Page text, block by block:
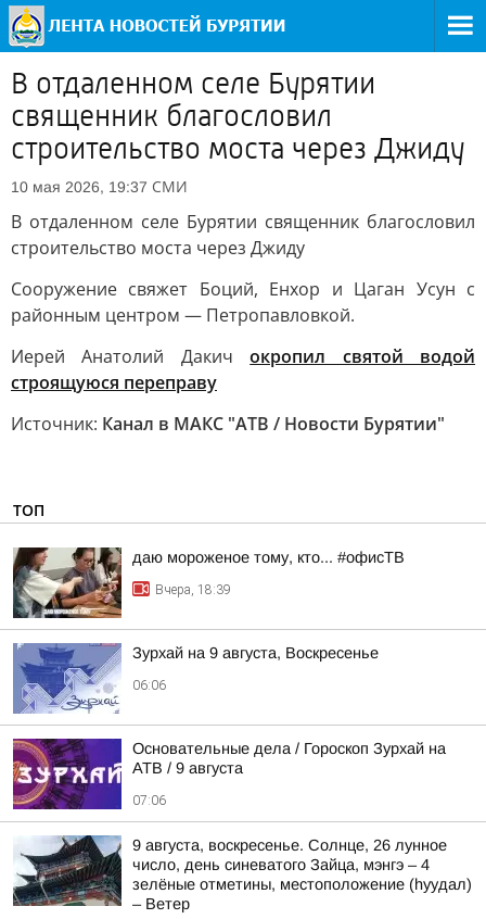
В отдаленном селе Бурятии
священник благословил
строительство моста через Джиду
10 мая 2026, 19:37 СМИ
В отдаленном селе Бурятии священник благословил
строительство моста через Джиду
Сооружение свяжет Боций, Енхор и Цаган Усун с
районным центром — Петропавловкой.
Иерей Анатолий Дакичокропил святой водой
строящуюся переправу
Источник: Канал в МАКС "АТВ / Новости Бурятии"
ТОП
даю мороженое тому, кто... #офисТВ
Вчера, 18:39
Зурхай на 9 августа, Воскресенье
06:06
Основательные дела / Гороскоп Зурхай на
АТВ / 9 августа
07:06
9 августа, воскресенье. Солнце, 26 лунное
число, день синеватого Зайца, мэнгэ – 4
зелёные отметины, местоположение (hуудал)
– Ветер